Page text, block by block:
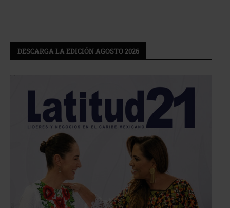
DESCARGA LA EDICIÓN AGOSTO 2026